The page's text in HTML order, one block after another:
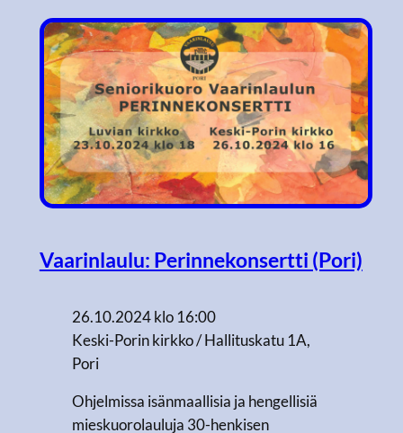
Vaarinlaulu: Perinnekonsertti (Pori)
26.10.2024 klo 16:00
Keski-Porin kirkko / Hallituskatu 1A,
Pori
Ohjelmissa isänmaallisia ja hengellisiä
mieskuorolauluja 30-henkisen